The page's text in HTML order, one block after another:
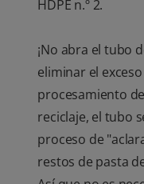
HDPE n.º 2.
¡No abra el tubo
eliminar el
procesamiento
reciclaje, el tubo
proceso de
restos de pasta